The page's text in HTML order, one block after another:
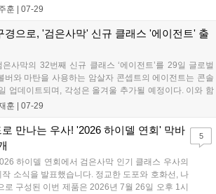
각종 장비 제작 및 강화 난이도를 완화하고 UI를 개선했
높이는 데 초점을 맞추어 진행되었다....
훈 07-29
경으로, '검은사막' 신규 클래스 '에이전트' 출
은사막의 32번째 신규 클래스 ‘에이전트’를 29일 글로벌
버와 마탄을 사용하는 암살자 콘셉트의 에이전트는 콘솔
업데이트되며, 각성은 올겨울 추가될 예정이다. 이와 함
저를 위한 ‘하이퍼 부스트’ 성장 지원 프로그램도 도입했
공개되며, 8월과 9월에는 그래픽 기술 개선 및 가문 파견
모 업데이트가 진행될 계획이다....
훈 07-29
만나는 우사! '2026 하이델 연회' 막바
하이델 연회에서 검은사막 인기 클래스 우사의
작 소식을 발표했습니다. 정교한 도포와 호화선, 나
로 구성된 이번 제품은 2026년 7월 26일 오후 1시
5